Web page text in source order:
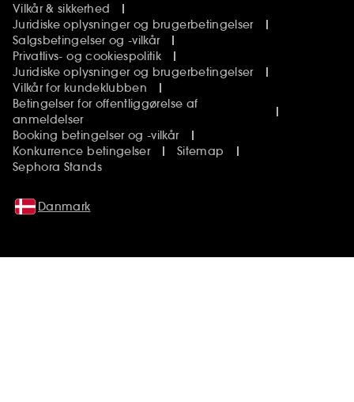
Vilkår & sikkerhed
Juridiske oplysninger og brugerbetingelser
Salgsbetingelser og -vilkår
Privatlivs- og cookiespolitik
Juridiske oplysninger og brugerbetingelser
Vilkår for kundeklubben
Betingelser for offentliggørelse af
anmeldelser
Booking betingelser og -vilkår
Konkurrence betingelser
Sitemap
Sephora Stands
Danmark